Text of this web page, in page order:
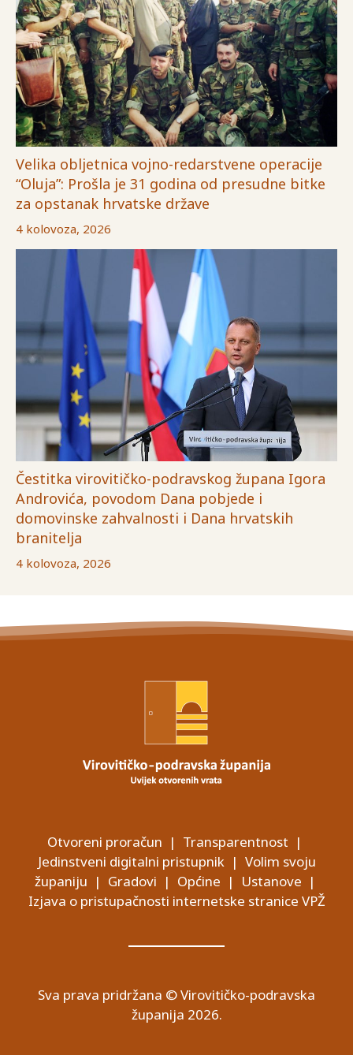
Velika obljetnica vojno-redarstvene operacije
“Oluja”: Prošla je 31 godina od presudne bitke
za opstanak hrvatske države
4 kolovoza, 2026
Čestitka virovitičko-podravskog župana Igora
Androvića, povodom Dana pobjede i
domovinske zahvalnosti i Dana hrvatskih
branitelja
4 kolovoza, 2026
Otvoreni proračun | Transparentnost |
Jedinstveni digitalni pristupnik| Volim svoju
županiju | Gradovi | Općine | Ustanove |
Izjava o pristupačnosti internetske stranice VPŽ
Sva prava pridržana © Virovitičko-podravska
županija 2026.